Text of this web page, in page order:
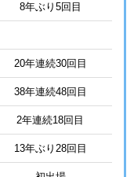
8年ぶり5回目
20年連続30回目
38年連続48回目
2年連続18回目
13年ぶり28回目